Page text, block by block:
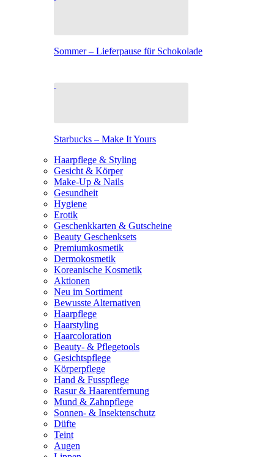
Sommer – Lieferpause für Schokolade
Starbucks – Make It Yours
Haarpflege & Styling
Gesicht & Körper
Make-Up & Nails
Gesundheit
Hygiene
Erotik
Geschenkkarten & Gutscheine
Beauty Geschenksets
Premiumkosmetik
Dermokosmetik
Koreanische Kosmetik
Aktionen
Neu im Sortiment
Bewusste Alternativen
Haarpflege
Haarstyling
Haarcoloration
Beauty- & Pflegetools
Gesichtspflege
Körperpflege
Hand & Fusspflege
Rasur & Haarentfernung
Mund & Zahnpflege
Sonnen- & Insektenschutz
Düfte
Teint
Augen